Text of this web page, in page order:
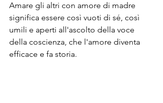
Amare gli altri con amore di madre
significa essere così vuoti di sé, così
umili e aperti all'ascolto della voce
della coscienza, che l'amore diventa
efficace e fa storia.